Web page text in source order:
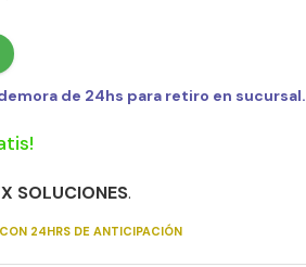
de 24hs para retiro en sucursal.
SOLUCIONES.
24HRS DE ANTICIPACIÓN